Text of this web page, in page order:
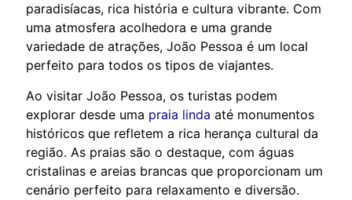
paradisíacas, rica história e cultura vibrante. Com
uma atmosfera acolhedora e uma grande
variedade de atrações, João Pessoa é um local
perfeito para todos os tipos de viajantes.
Ao visitar João Pessoa, os turistas podem
explorar desde uma praia linda até monumentos
históricos que refletem a rica herança cultural da
região. As praias são o destaque, com águas
cristalinas e areias brancas que proporcionam um
cenário perfeito para relaxamento e diversão.